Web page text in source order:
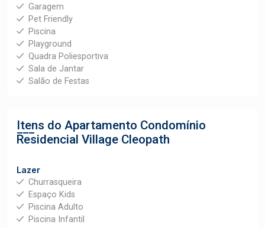
Garagem
Pet Friendly
Piscina
Playground
Quadra Poliesportiva
Sala de Jantar
Salão de Festas
Itens do Apartamento Condomínio
Residencial Village Cleopath
Lazer
Churrasqueira
Espaço Kids
Piscina Adulto
Piscina Infantil